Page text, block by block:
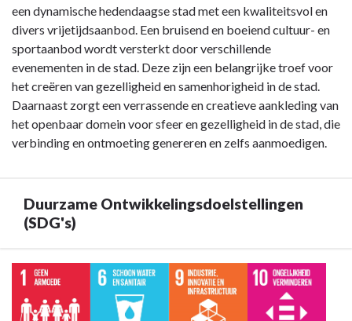
navigatie
Doelstelling
B2:
Gezelligheid
de
grootste
onze
dankzij
veelzijdig
uniek
een dynamische hedendaagse stad met een kwaliteitsvol en
divers vrijetijdsaanbod. Een bruisend en boeiend cultuur- en
sportaanbod wordt versterkt door verschillende
evenementen in de stad. Deze zijn een belangrijke troef voor
het creëren van gezelligheid en samenhorigheid in de stad.
Daarnaast zorgt een verrassende en creatieve aankleding van
het openbaar domein voor sfeer en gezelligheid in de stad, die
verbinding en ontmoeting genereren en zelfs aanmoedigen.
Duurzame Ontwikkelingsdoelstellingen
(SDG's)
Terug
navigatie